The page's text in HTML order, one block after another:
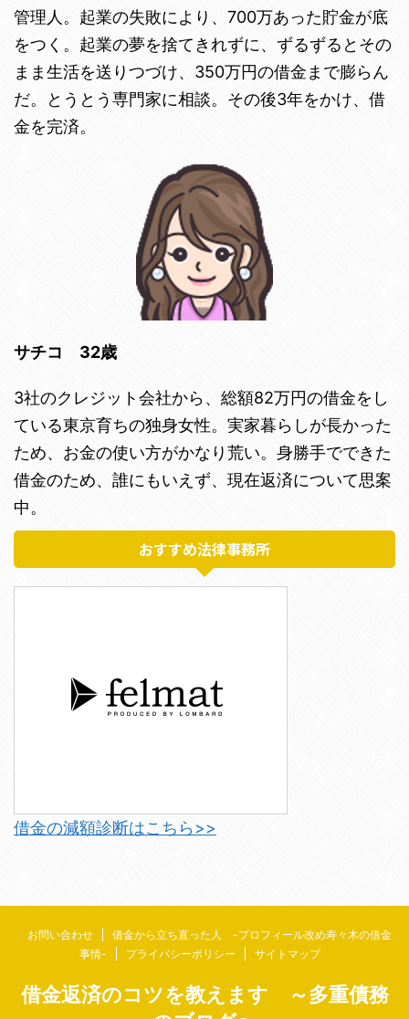
管理人。起業の失敗により、700万あった貯金が底
をつく。起業の夢を捨てきれずに、ずるずるとその
まま生活を送りつづけ、350万円の借金まで膨らん
だ。とうとう専門家に相談。その後3年をかけ、借
金を完済。
サチコ 32歳
3社のクレジット会社から、総額82万円の借金をし
ている東京育ちの独身女性。実家暮らしが長かった
ため、お金の使い方がかなり荒い。身勝手でできた
借金のため、誰にもいえず、現在返済について思案
中。
おすすめ法律事務所
借金の減額診断はこちら>>
お問い合わせ
借金から立ち直った人 -プロフィール改め寿々木の借金
事情-
プライバシーポリシー サイトマップ
借金返済のコツを教えます ～多重債務